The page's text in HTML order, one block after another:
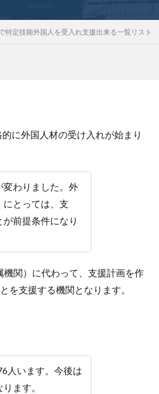
特定技能外国人を受入れ支援出来る一覧リスト
に外国人材の受け入れが始まり
変わりました。外
とっては、支
が前提条件になり
関）に代わって、支援計画を作
を支援する機関となります。
人います。今後は
ます。